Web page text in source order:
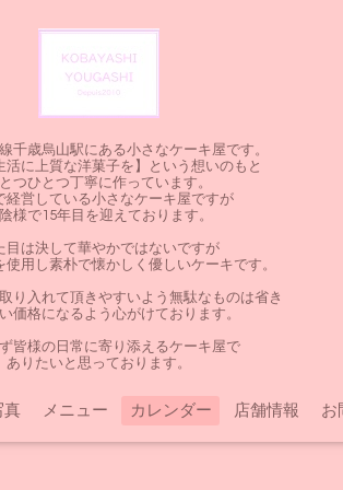
千歳烏山駅にある小さなケーキ屋です。
活に上質な洋菓子を】という想いのもと
つひとつ丁寧に作っています。
経営している小さなケーキ屋ですが
様で15年目を迎えております。
目は決して華やかではないですが
使用し素朴で懐かしく優しいケーキです。
り入れて頂きやすいよう無駄なものは省き
価格になるよう心がけております。
皆様の日常に寄り添えるケーキ屋で
ありたいと思っております。
真 メニュー カレンダー 店舗情報 お